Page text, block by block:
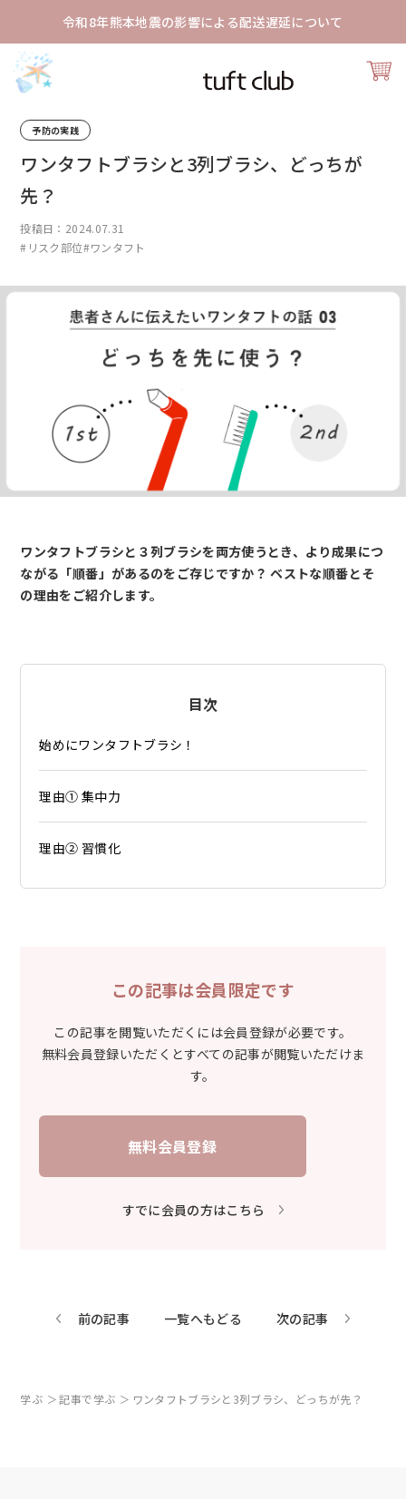
令和8年熊本地震の影響による配送遅延について
予防の実践
ワンタフトブラシと3列ブラシ、どっちが
先？
投稿日：2024.07.31
#リスク部位#ワンタフト
ワンタフトブラシと３列ブラシを両方使うとき、より成果につ
ながる「順番」があるのをご存じですか？ ベストな順番とそ
の理由をご紹介します。
目次
始めにワンタフトブラシ！
理由① 集中力
理由② 習慣化
この記事は会員限定です
この記事を閲覧いただくには会員登録が必要です。
無料会員登録いただくとすべての記事が閲覧いただけま
す。
無料会員登録
すでに会員の方はこちら
前の記事 一覧へもどる 次の記事
学ぶ 記事で学ぶ ワンタフトブラシと3列ブラシ、どっちが先？